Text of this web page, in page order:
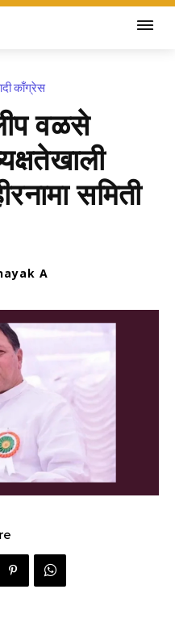
काँग्रेस
वळसे
समिती
A